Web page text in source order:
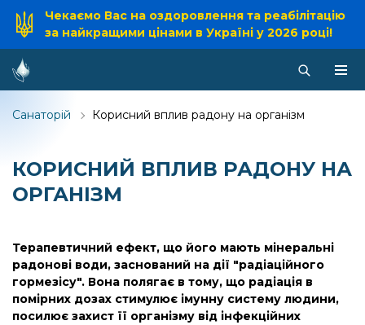
Чекаємо Вас на оздоровлення та реабілітацію
за найкращими цінами в Україні у 2026 році!
Санаторій Корисний вплив радону на організм
КОРИСНИЙ ВПЛИВ РАДОНУ НА
ОРГАНІЗМ
Терапевтичний ефект, що його мають мінеральні
радонові води, заснований на дії "радіаційного
гормезісу". Вона полягає в тому, що радіація в
помірних дозах стимулює імунну систему людини,
посилює захист її організму від інфекційних